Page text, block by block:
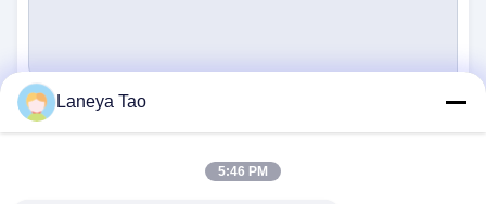
Laneya Tao
5:46 PM